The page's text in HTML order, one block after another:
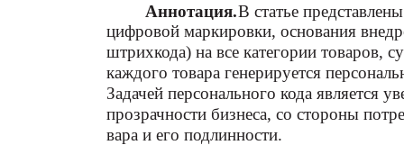
Аннотация.В статье
цифровой маркировки, основания
штрихкода) на все категории товаров,
каждого товара генерируется
Задачей персонального кода является
прозрачности бизнеса, со стороны
вара и его подлинности.